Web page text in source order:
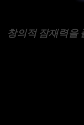
창의적 잠재력을